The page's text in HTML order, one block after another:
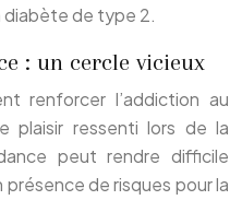
diabète de type 2.
: un cercle vicieux
renforcer l’addiction au
plaisir ressenti lors de la
peut rendre difficile
de risques pour la